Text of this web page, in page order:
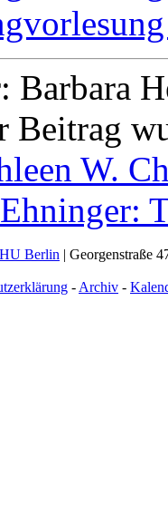
Barbara
Beitrag
W.
Berlin | Georgenstraße
- Archiv -